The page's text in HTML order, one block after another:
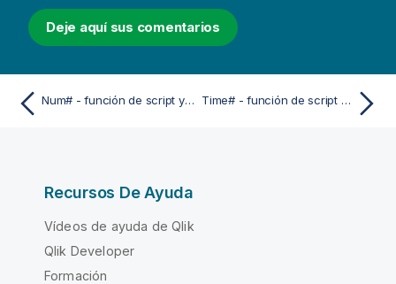
Deje aquí sus comentarios
Num# - función de script y de gráfico Time# - función de script y de gráfico
Recursos De Ayuda
Vídeos de ayuda de Qlik
Qlik Developer
Formación